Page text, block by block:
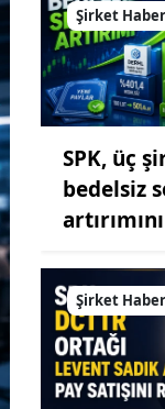
Şirket
SPK, üç
bedelsiz
Şirket